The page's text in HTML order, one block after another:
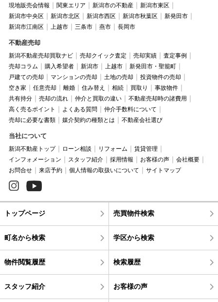
現地販売会情報
関東エリア 新潟市の不動産
新潟市東区
新潟市中央区
新潟市北区 新潟市西区 新潟市秋葉区
新発田市
新潟市江南区
上越市 三条市 燕市 長岡市
不動産売却
新潟不動産売却買取ナビ 売却クイック査定 売却実績
査定事例
売却コラム
購入希望者 新潟市 上越市
新発田市・聖籠町
戸建ての売却
マンションの売却 土地の売却
投資物件の売却
空き家
任意売却 離婚 住み替え 相続 買取り
事故物件
共有持分
売却の流れ 仲介と買取の違い
不動産売却時の諸費用
高く売るポイント
よくある質問
仲介手数料について
売却に必要な書類
媒介契約の種類とは 不動産会社選び
当社について
新潟不動産トップ ローン相談 リフォーム
賃貸管理
インフォメーション
スタッフ紹介 採用情報 お客様の声
会社概要
お問合せ
来店予約 個人情報の取扱いについて サイトマップ
トップページ 売買物件検索
町名から検索 学区から検索
物件閲覧履歴 検索履歴
スタッフ紹介 お客様の声